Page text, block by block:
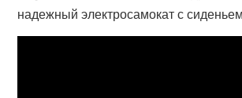
надежный электросамокат с сиденьем